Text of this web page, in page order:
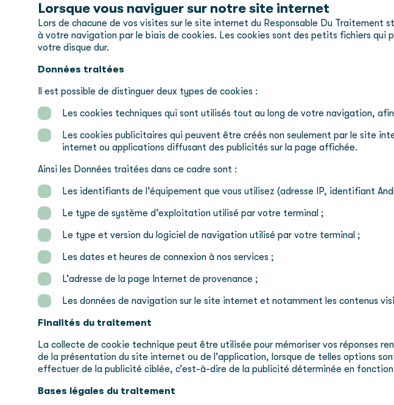
Lorsque vous naviguer sur notre site internet
Lors de chacune de vos visites sur le site internet du Responsable Du
à votre navigation par le biais de cookies. Les cookies sont des petits fichiers
votre disque dur.
Données traitées
Il est possible de distinguer deux types de cookies :
Les cookies techniques qui sont utilisés tout au long de votre navigation,
Les cookies publicitaires qui peuvent être créés non seulement par le site
internet ou applications diffusant des publicités sur la page affichée.
Ainsi les Données traitées dans ce cadre sont :
Les identifiants de l’équipement que vous utilisez (adresse IP, identifiant
Le type de système d’exploitation utilisé par votre terminal ;
Le type et version du logiciel de navigation utilisé par votre terminal ;
Les dates et heures de connexion à nos services ;
L’adresse de la page Internet de provenance ;
Les données de navigation sur le site internet et notamment les contenus
Finalités du traitement
La collecte de cookie technique peut être utilisée pour mémoriser vos réponses
de la présentation du site internet ou de l’application, lorsque de telles options
effectuer de la publicité ciblée, c’est-à-dire de la publicité déterminée en
Bases légales du traitement